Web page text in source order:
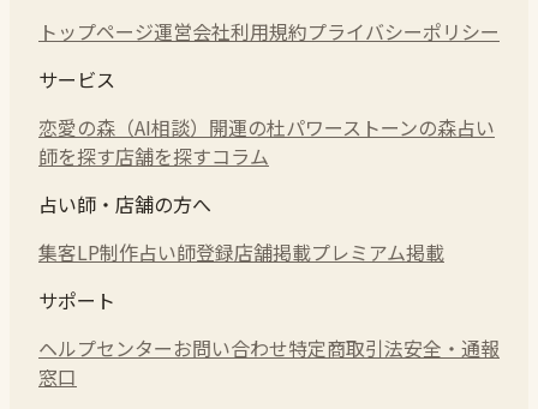
トップページ運営会社利用規約プライバシーポリシー
サービス
恋愛の森（AI相談） 開運の杜パワーストーンの森占い
師を探す店舗を探すコラム
占い師・店舗の方へ
集客LP制作占い師登録店舗掲載プレミアム掲載
サポート
ヘルプセンターお問い合わせ特定商取引法安全・通報
窓口